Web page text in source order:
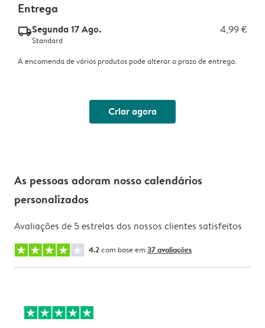
Entrega
delivery_standard_v2Segunda 17 Ago. 4,99 €
Standard
A encomenda de vários produtos pode alterar o prazo de entrega.
Criar agora
As pessoas adoram nosso calendários
personalizados
Avaliações de 5 estrelas dos nossos clientes satisfeitos
4.2com base em 37 avaliações